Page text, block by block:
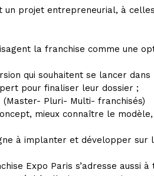
un projet entrepreneurial, à
la franchise comme une
qui souhaitent se lancer
pour finaliser leur dossier ;
Pluri- Multi- franchisés)
mieux connaître le
à implanter et développer sur
Expo Paris s’adresse aussi